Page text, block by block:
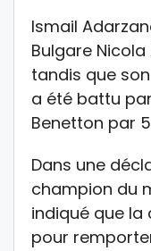
Ismail
Bulgare Nicola
tandis que
a été battu
Benetton par
Dans une
champion du
indiqué que
pour